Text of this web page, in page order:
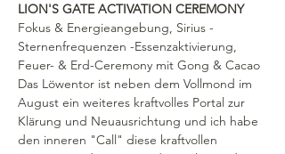
LION'S GATE ACTIVATION CEREMONY
Fokus & Energieangebung, Sirius -
Sternenfrequenzen -Essenzaktivierung,
Feuer- & Erd-Ceremony mit Gong & Cacao
Das Löwentor ist neben dem Vollmond im
August ein weiteres kraftvolles Portal zur
Klärung und Neuausrichtung und ich habe
den inneren "Call" diese kraftvollen